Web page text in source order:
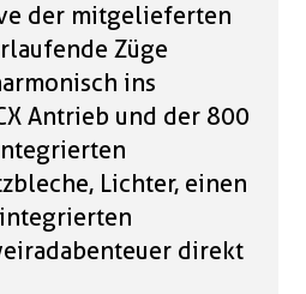
der mitgelieferten
Züge
ins
Antrieb und der 800
Lichter, einen
direkt